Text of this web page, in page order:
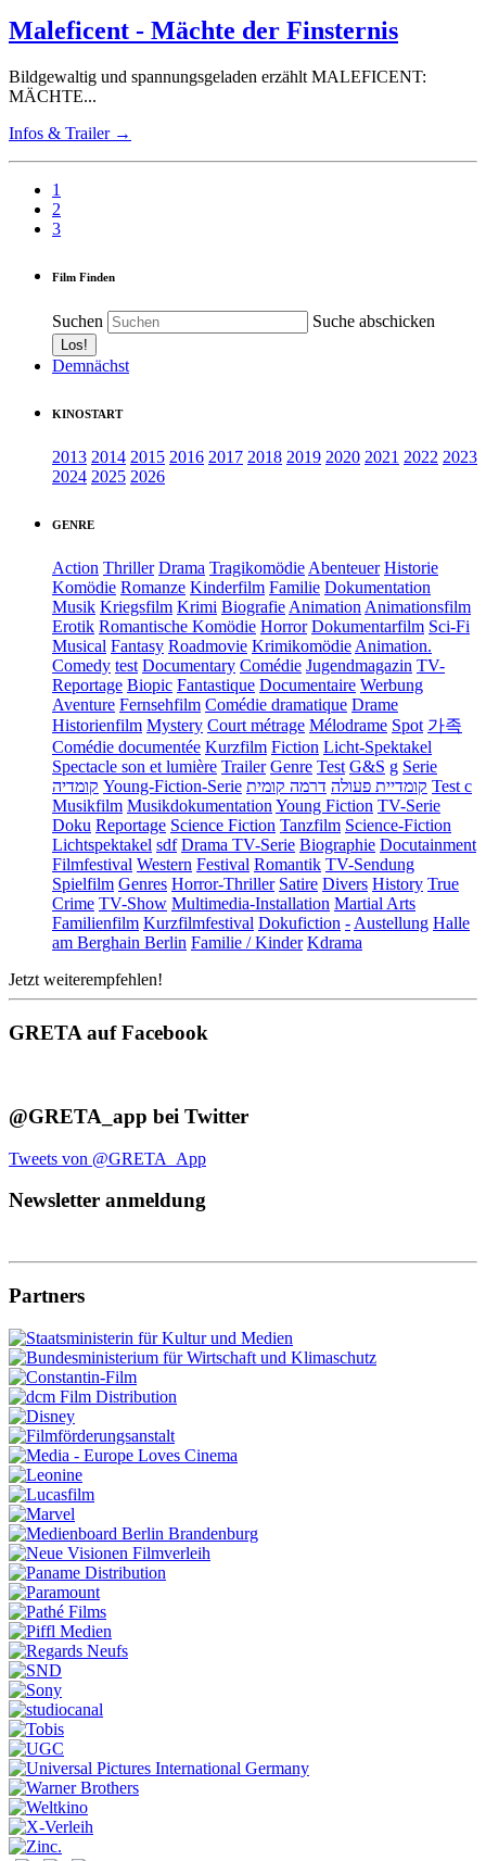
Maleficent - Mächte der Finsternis
Bildgewaltig und spannungsgeladen erzählt MALEFICENT:
MÄCHTE...
Infos & Trailer →
1
2
3
Film Finden
Suchen Suche abschicken
Demnächst
KINOSTART
2013 2014 2015 2016 2017 2018 2019 2020 2021 2022 2023
2024 2025 2026
GENRE
Action Thriller Drama Tragikomödie Abenteuer Historie
Komödie Romanze Kinderfilm Familie Dokumentation
Musik Kriegsfilm Krimi Biografie Animation Animationsfilm
Erotik Romantische Komödie Horror Dokumentarfilm Sci-Fi
Musical Fantasy Roadmovie Krimikomödie Animation.
Comedy test Documentary Comédie Jugendmagazin TV-
Reportage Biopic Fantastique Documentaire Werbung
Aventure Fernsehfilm Comédie dramatique Drame
Historienfilm Mystery Court métrage Mélodrame Spot 가족
Comédie documentée Kurzfilm Fiction Licht-Spektakel
Spectacle son et lumière Trailer Genre Test G&S g Serie
קומדיה Young-Fiction-Serie קומדיית פעולה דרמה קומית
Test c
Musikfilm Musikdokumentation Young Fiction TV-Serie
Doku Reportage Science Fiction Tanzfilm Science-Fiction
Lichtspektakel sdf Drama TV-Serie Biographie Docutainment
Filmfestival Western Festival Romantik TV-Sendung
Spielfilm Genres Horror-Thriller Satire Divers History True
Crime TV-Show Multimedia-Installation Martial Arts
Familienfilm Kurzfilmfestival Dokufiction - Austellung Halle
am Berghain Berlin Familie / Kinder Kdrama
Jetzt weiterempfehlen!
GRETA auf Facebook
@GRETA_app bei Twitter
Tweets von @GRETA_App
Newsletter anmeldung
Partners